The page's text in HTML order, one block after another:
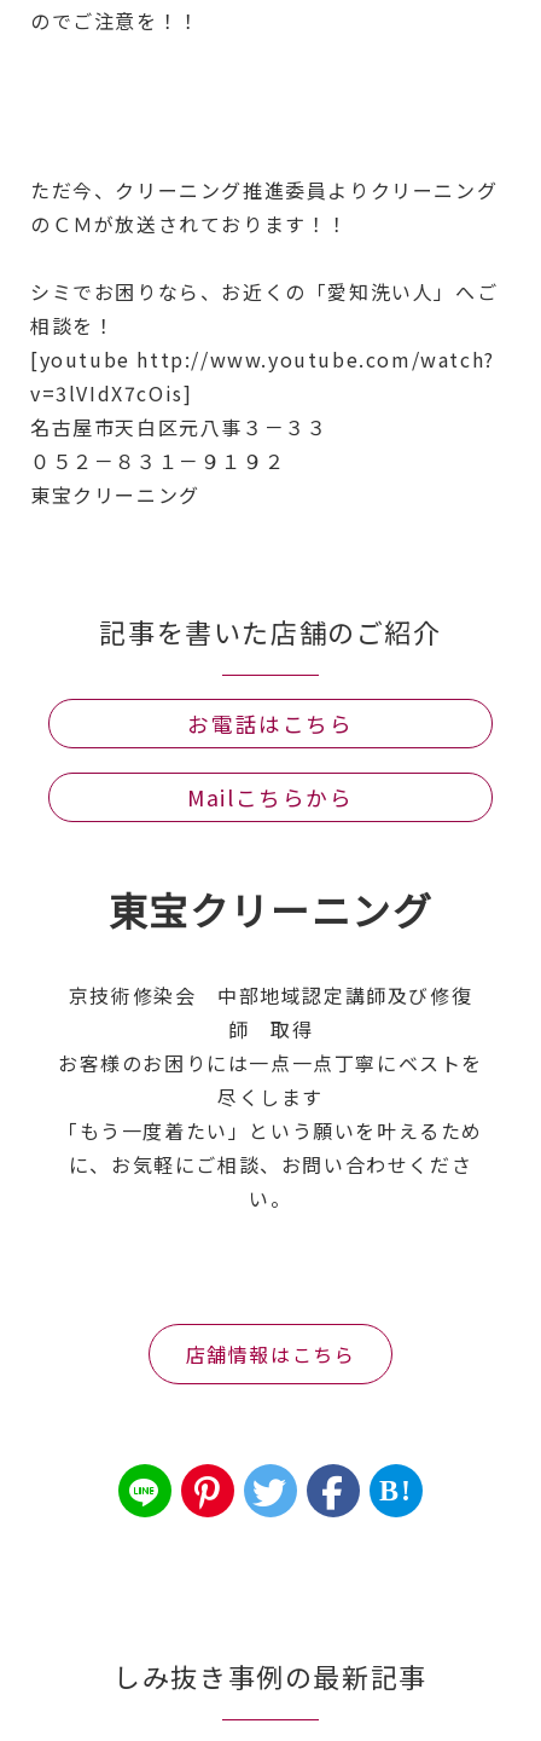
のでご注意を！！
ただ今、クリーニング推進委員よりクリーニング
のＣＭが放送されております！！
シミでお困りなら、お近くの「愛知洗い人」へご
相談を！
[youtube http://www.youtube.com/watch?
v=3lVIdX7cOis]
名古屋市天白区元八事３－３３
０５２－８３１－９１９２
東宝クリーニング
記事を書いた店舗のご紹介
お電話はこちら
Mailこちらから
東宝クリーニング
京技術修染会 中部地域認定講師及び修復
師 取得
お客様のお困りには一点一点丁寧にベストを
尽くします
「もう一度着たい」という願いを叶えるため
に、お気軽にご相談、お問い合わせくださ
い。
店舗情報はこちら
B!
しみ抜き事例の最新記事